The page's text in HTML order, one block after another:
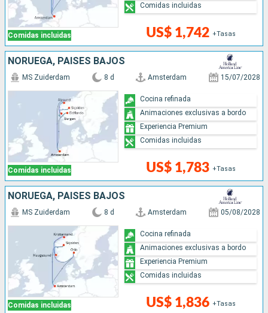
Comidas incluidas US$ 1,742 +Tasas
Comidas incluidas
NORUEGA, PAISES BAJOS
Comidas incluidas
MS Zuiderdam 8 d Amsterdam 15/07/2028
US$ 1,783 +Tasas
Cocina refinada
Animaciones exclusivas a bordo
Experiencia Premium
Comidas incluidas
NORUEGA, PAISES BAJOS
Comidas incluidas
MS Zuiderdam 8 d Amsterdam 05/08/2028
US$ 1,836 +Tasas
Cocina refinada
Animaciones exclusivas a bordo
Experiencia Premium
Comidas incluidas